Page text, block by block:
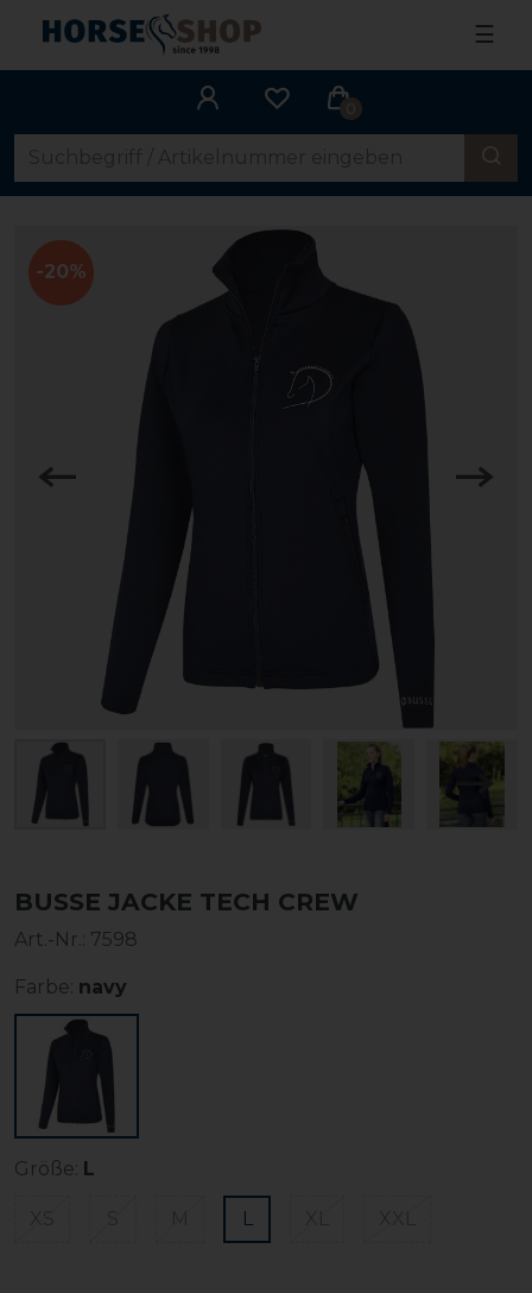
☰
0
-20%
BUSSE JACKE TECH CREW
Art.-Nr.: 7598
Farbe: navy
Größe: L
L